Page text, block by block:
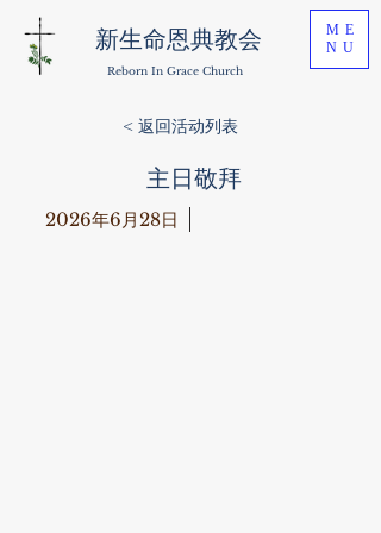
新生命恩典教会
Reborn In Grace Church
ME
NU
< 返回活动列表
主日敬拜
2026年6月28日